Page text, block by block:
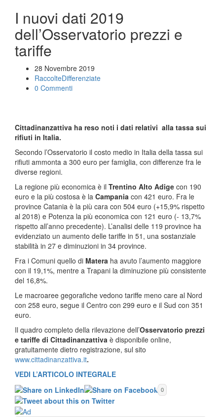
I nuovi dati 2019
dell’Osservatorio prezzi e
tariffe
28 Novembre 2019
RaccolteDifferenziate
0 Commenti
Cittadinanzattiva ha reso noti i dati relativi alla tassa sui
rifiuti in Italia.
Secondo l’Osservatorio il costo medio in Italia della tassa sui
rifiuti ammonta a 300 euro per famiglia, con differenze fra le
diverse regioni.
La regione più economica è il Trentino Alto Adige con 190
euro e la più costosa è la Campania con 421 euro. Fra le
province Catania è la più cara con 504 euro (+15,9% rispetto
al 2018) e Potenza la più economica con 121 euro (- 13,7%
rispetto all’anno precedente). L’analisi delle 119 province ha
evidenziato un aumento delle tariffe in 51, una sostanziale
stabilità in 27 e diminuzioni in 34 province.
Fra i Comuni quello di Matera ha avuto l’aumento maggiore
con il 19,1%, mentre a Trapani la diminuzione più consistente
del 16,8%.
Le macroaree gegorafiche vedono tariffe meno care al Nord
con 258 euro, segue il Centro con 299 euro e il Sud con 351
euro.
Il quadro completo della rilevazione dell’Osservatorio prezzi
e tariffe di Cittadinanzattiva è disponibile online,
gratuitamente dietro registrazione, sul sito
www.cittadinanzattiva.it.
VEDI L’ARTICOLO INTEGRALE
0